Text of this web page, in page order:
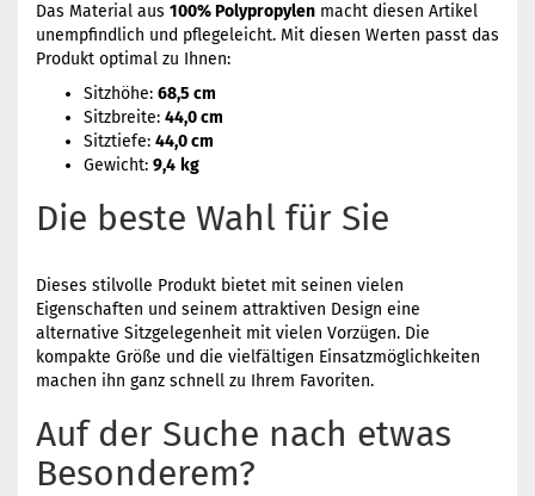
Das Material aus 100% Polypropylen macht diesen Artikel
unempfindlich und pflegeleicht. Mit diesen Werten passt das
Produkt optimal zu Ihnen:
Sitzhöhe: 68,5 cm
Sitzbreite: 44,0 cm
Sitztiefe: 44,0 cm
Gewicht: 9,4 kg
Die beste Wahl für Sie
Dieses stilvolle Produkt bietet mit seinen vielen
Eigenschaften und seinem attraktiven Design eine
alternative Sitzgelegenheit mit vielen Vorzügen. Die
kompakte Größe und die vielfältigen Einsatzmöglichkeiten
machen ihn ganz schnell zu Ihrem Favoriten.
Auf der Suche nach etwas
Besonderem?